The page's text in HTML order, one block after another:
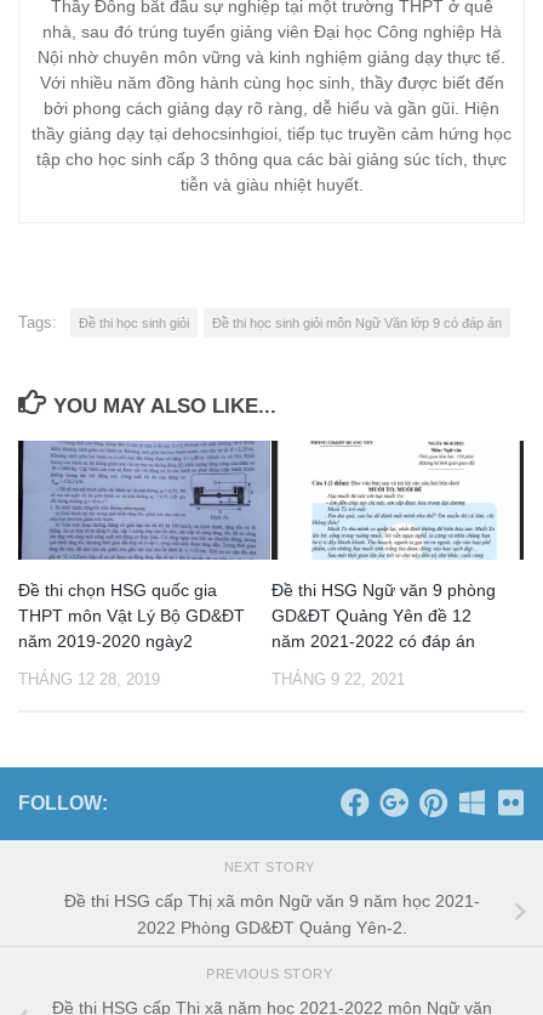
Thầy Đông bắt đầu sự nghiệp tại một trường THPT ở quê
nhà, sau đó trúng tuyển giảng viên Đại học Công nghiệp Hà
Nội nhờ chuyên môn vững và kinh nghiệm giảng dạy thực tế.
Với nhiều năm đồng hành cùng học sinh, thầy được biết đến
bởi phong cách giảng dạy rõ ràng, dễ hiểu và gần gũi. Hiện
thầy giảng dạy tại dehocsinhgioi, tiếp tục truyền cảm hứng học
tập cho học sinh cấp 3 thông qua các bài giảng súc tích, thực
tiễn và giàu nhiệt huyết.
Tags: Đề thi học sinh giỏi Đề thi học sinh giỏi môn Ngữ Văn lớp 9 có đáp án
YOU MAY ALSO LIKE...
Đề thi chọn HSG quốc gia
THPT môn Vật Lý Bộ GD&ĐT
năm 2019-2020 ngày2
THÁNG 12 28, 2019
Đề thi HSG Ngữ văn 9 phòng
GD&ĐT Quảng Yên đề 12
năm 2021-2022 có đáp án
THÁNG 9 22, 2021
FOLLOW:
NEXT STORY
Đề thi HSG cấp Thị xã môn Ngữ văn 9 năm học 2021-
2022 Phòng GD&ĐT Quảng Yên-2.
PREVIOUS STORY
Đề thi HSG cấp Thị xã năm học 2021-2022 môn Ngữ văn